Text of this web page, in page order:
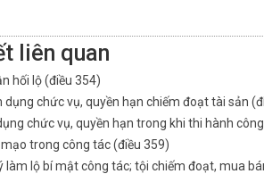
liên quan
hối lộ (điều 354)
dụng chức vụ, quyền hạn chiếm đoạt tài sản
chức vụ, quyền hạn trong khi thi hành
trong công tác (điều 359)
làm lộ bí mật công tác; tội chiếm đoạt, mua